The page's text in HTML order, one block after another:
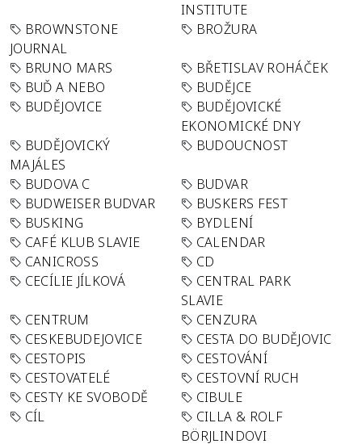
INSTITUTE
BROWNSTONE
JOURNAL
BROŽURA
BRUNO MARS
BŘETISLAV ROHÁČEK
BUĎ A NEBO
BUDĚJCE
BUDĚJOVICE
BUDĚJOVICKÉ
EKONOMICKÉ DNY
BUDĚJOVICKÝ
MAJÁLES
BUDOUCNOST
BUDOVA C
BUDVAR
BUDWEISER BUDVAR
BUSKERS FEST
BUSKING
BYDLENÍ
CAFÉ KLUB SLAVIE
CALENDAR
CANICROSS
CD
CECÍLIE JÍLKOVÁ
CENTRAL PARK
SLAVIE
CENTRUM
CENZURA
CESKEBUDEJOVICE
CESTA DO BUDĚJOVIC
CESTOPIS
CESTOVÁNÍ
CESTOVATELÉ
CESTOVNÍ RUCH
CESTY KE SVOBODĚ
CIBULE
CÍL
CILLA & ROLF
BÖRJLINDOVI